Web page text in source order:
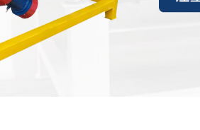
设备配件